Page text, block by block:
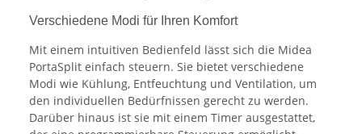
Verschiedene Modi für Ihren Komfort
Mit einem intuitiven Bedienfeld lässt sich die Midea
PortaSplit einfach steuern. Sie bietet verschiedene
Modi wie Kühlung, Entfeuchtung und Ventilation, um
den individuellen Bedürfnissen gerecht zu werden.
Darüber hinaus ist sie mit einem Timer ausgestattet,